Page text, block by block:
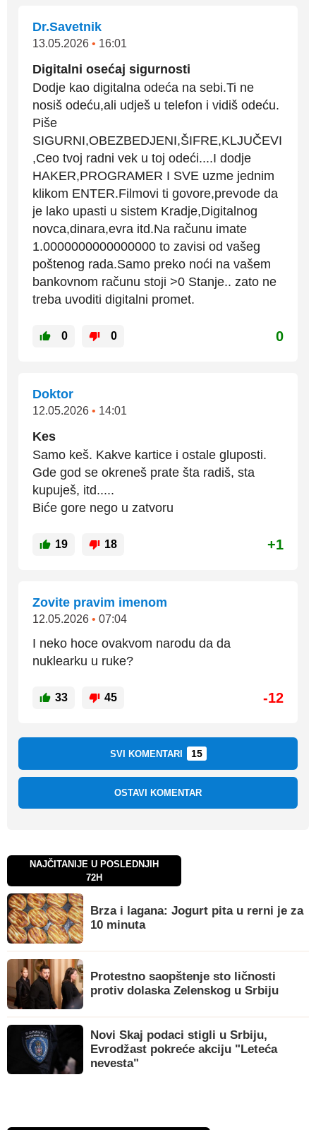
Dr.Savetnik
13.05.2026 • 16:01
Digitalni osećaj sigurnosti
Dodje kao digitalna odeća na sebi.Ti ne
nosiš odeću,ali udješ u telefon i vidiš odeću.
Piše
SIGURNI,OBEZBEDJENI,ŠIFRE,KLJUČEVI
,Ceo tvoj radni vek u toj odeći....I dodje
HAKER,PROGRAMER I SVE uzme jednim
klikom ENTER.Filmovi ti govore,prevode da
je lako upasti u sistem Kradje,Digitalnog
novca,dinara,evra itd.Na računu imate
1.0000000000000000 to zavisi od vašeg
poštenog rada.Samo preko noći na vašem
bankovnom računu stoji >0 Stanje.. zato ne
treba uvoditi digitalni promet.
0 0 0
Doktor
12.05.2026 • 14:01
Kes
Samo keš. Kakve kartice i ostale gluposti.
Gde god se okreneš prate šta radiš, sta
kupuješ, itd.....
Biće gore nego u zatvoru
19 18 +1
Zovite pravim imenom
12.05.2026 • 07:04
I neko hoce ovakvom narodu da da
nuklearku u ruke?
33 45 -12
SVI KOMENTARI 15
OSTAVI KOMENTAR
NAJČITANIJE U POSLEDNJIH
72H
Brza i lagana: Jogurt pita u rerni je za
10 minuta
Protestno saopštenje sto ličnosti
protiv dolaska Zelenskog u Srbiju
Novi Skaj podaci stigli u Srbiju,
Evrodžast pokreće akciju "Leteća
nevesta"